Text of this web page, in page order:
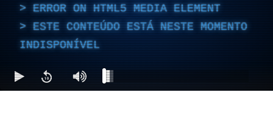
ERROR ON HTML5 MEDIA ELEMENT
ESTE CONTEÚDO ESTÁ NESTE MOMENTO
INDISPONÍVEL